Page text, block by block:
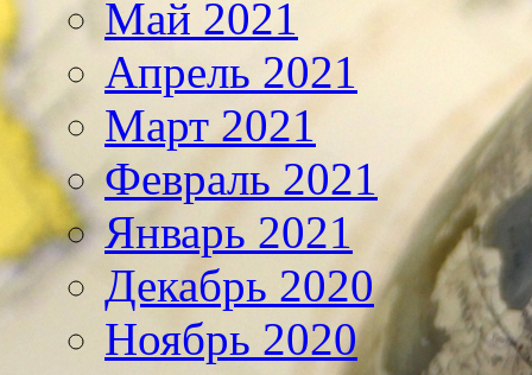
Май 2021
Апрель 2021
Март 2021
Февраль 2021
Январь 2021
Декабрь 2020
Ноябрь 2020